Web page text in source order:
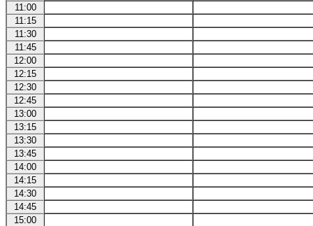
11:00
11:15
11:30
11:45
12:00
12:15
12:30
12:45
13:00
13:15
13:30
13:45
14:00
14:15
14:30
14:45
15:00